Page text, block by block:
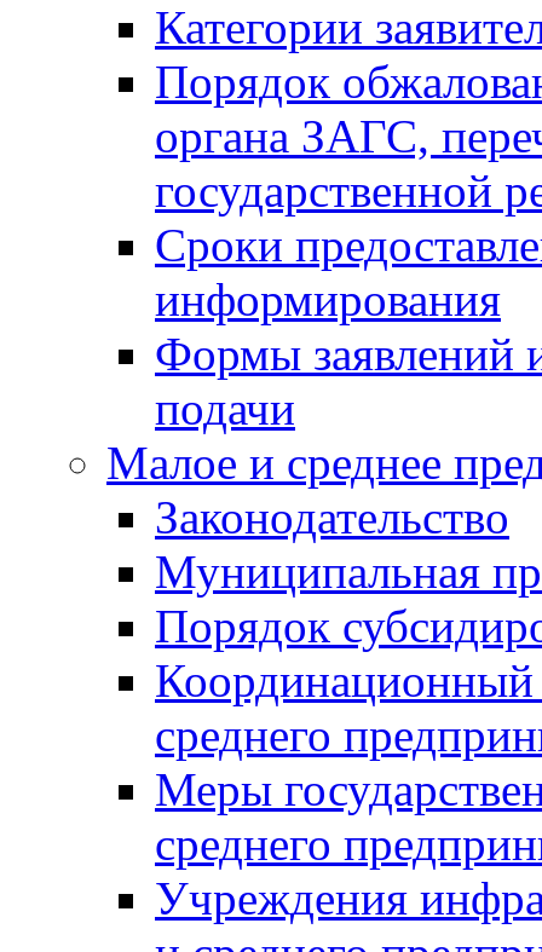
Категории
Порядок
органа ЗАГС,
государственной
Сроки
информирования
Формы заявлений
подачи
Малое и среднее
Законодательство
Муниципальная
Порядок
Координационный
среднего
Меры
среднего
Учреждения